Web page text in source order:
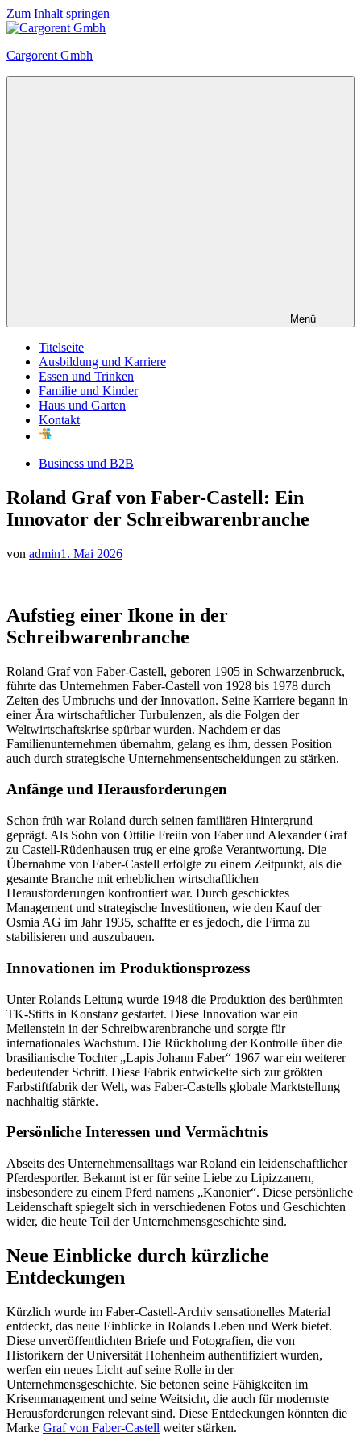
Zum Inhalt springen
Cargorent Gmbh
Menü
Titelseite
Ausbildung und Karriere
Essen und Trinken
Familie und Kinder
Haus und Garten
Kontakt
Business und B2B
Roland Graf von Faber-Castell: Ein
Innovator der Schreibwarenbranche
von admin1. Mai 2026
Aufstieg einer Ikone in der
Schreibwarenbranche
Roland Graf von Faber-Castell, geboren 1905 in Schwarzenbruck,
führte das Unternehmen Faber-Castell von 1928 bis 1978 durch
Zeiten des Umbruchs und der Innovation. Seine Karriere begann in
einer Ära wirtschaftlicher Turbulenzen, als die Folgen der
Weltwirtschaftskrise spürbar wurden. Nachdem er das
Familienunternehmen übernahm, gelang es ihm, dessen Position
auch durch strategische Unternehmensentscheidungen zu stärken.
Anfänge und Herausforderungen
Schon früh war Roland durch seinen familiären Hintergrund
geprägt. Als Sohn von Ottilie Freiin von Faber und Alexander Graf
zu Castell-Rüdenhausen trug er eine große Verantwortung. Die
Übernahme von Faber-Castell erfolgte zu einem Zeitpunkt, als die
gesamte Branche mit erheblichen wirtschaftlichen
Herausforderungen konfrontiert war. Durch geschicktes
Management und strategische Investitionen, wie den Kauf der
Osmia AG im Jahr 1935, schaffte er es jedoch, die Firma zu
stabilisieren und auszubauen.
Innovationen im Produktionsprozess
Unter Rolands Leitung wurde 1948 die Produktion des berühmten
TK-Stifts in Konstanz gestartet. Diese Innovation war ein
Meilenstein in der Schreibwarenbranche und sorgte für
internationales Wachstum. Die Rückholung der Kontrolle über die
brasilianische Tochter „Lapis Johann Faber“ 1967 war ein weiterer
bedeutender Schritt. Diese Fabrik entwickelte sich zur größten
Farbstiftfabrik der Welt, was Faber-Castells globale Marktstellung
nachhaltig stärkte.
Persönliche Interessen und Vermächtnis
Abseits des Unternehmensalltags war Roland ein leidenschaftlicher
Pferdesportler. Bekannt ist er für seine Liebe zu Lipizzanern,
insbesondere zu einem Pferd namens „Kanonier“. Diese persönliche
Leidenschaft spiegelt sich in verschiedenen Fotos und Geschichten
wider, die heute Teil der Unternehmensgeschichte sind.
Neue Einblicke durch kürzliche
Entdeckungen
Kürzlich wurde im Faber-Castell-Archiv sensationelles Material
entdeckt, das neue Einblicke in Rolands Leben und Werk bietet.
Diese unveröffentlichten Briefe und Fotografien, die von
Historikern der Universität Hohenheim authentifiziert wurden,
werfen ein neues Licht auf seine Rolle in der
Unternehmensgeschichte. Sie betonen seine Fähigkeiten im
Krisenmanagement und seine Weitsicht, die auch für modernste
Herausforderungen relevant sind. Diese Entdeckungen könnten die
Marke Graf von Faber-Castell weiter stärken.